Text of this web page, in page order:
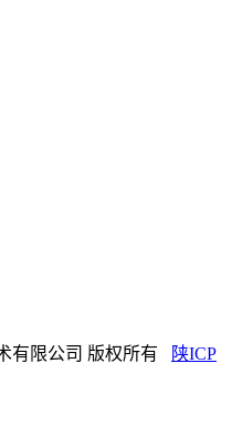
有限公司 版权所有
陕ICP